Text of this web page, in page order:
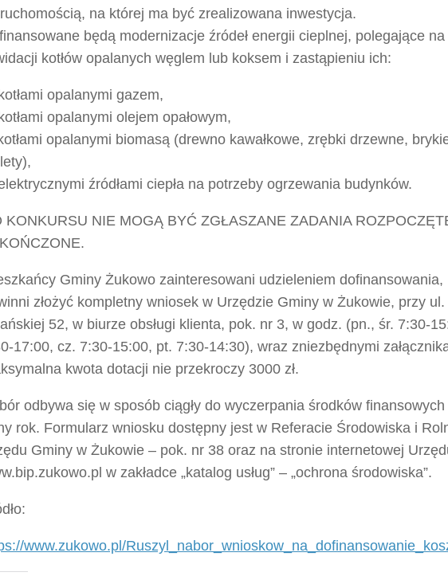
na której ma być zrealizowana inwestycja.
będą modernizacje źródeł energii cieplnej, polegające na
kotłów opalanych węglem lub koksem i zastąpieniu ich:
opalanymi gazem,
opalanymi olejem opałowym,
opalanymi biomasą (drewno kawałkowe, zrębki drzewne,
źródłami ciepła na potrzeby ogrzewania budynków.
KONKURSU NIE MOGĄ BYĆ ZGŁASZANE ZADANIA
Gminy Żukowo zainteresowani udzieleniem dofinansowania,
złożyć kompletny wniosek w Urzędzie Gminy w Żukowie, przy ul.
52, w biurze obsługi klienta, pok. nr 3, w godz. (pn., śr. 7:30-
17:00, cz. 7:30-15:00, pt. 7:30-14:30), wraz zniezbędnymi
kwota dotacji nie przekroczy 3000 zł.
odbywa się w sposób ciągły do wyczerpania środków finansowych
rok. Formularz wniosku dostępny jest w Referacie Środowiska i
Gminy w Żukowie – pok. nr 38 oraz na stronie internetowej
w zakładce „katalog usług” – „ochrona środowiska”.
www.zukowo.pl/